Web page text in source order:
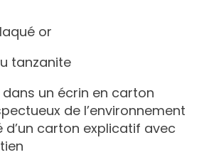
or
tanzanite
dans un écrin en carton
de l’environnement
carton explicatif avec